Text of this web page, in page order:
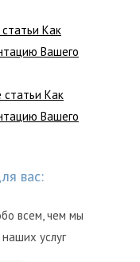
Как
Вашего
Как
Вашего
вас:
всем, чем мы
услуг